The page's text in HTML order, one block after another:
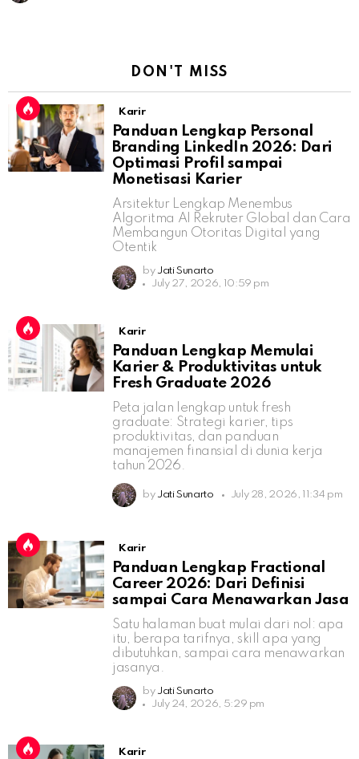
DON'T MISS
Karir
Panduan Lengkap Personal
Branding LinkedIn 2026: Dari
Optimasi Profil sampai
Monetisasi Karier
Arsitektur Lengkap Menembus
Algoritma AI Rekruter Global dan Cara
Membangun Otoritas Digital yang
Otentik
by Jati Sunarto
July 27, 2026, 10:59 pm
Karir
Panduan Lengkap Memulai
Karier & Produktivitas untuk
Fresh Graduate 2026
Peta jalan lengkap untuk fresh
graduate: Strategi karier, tips
produktivitas, dan panduan
manajemen finansial di dunia kerja
tahun 2026.
by Jati Sunarto July 28, 2026, 11:34 pm
Karir
Panduan Lengkap Fractional
Career 2026: Dari Definisi
sampai Cara Menawarkan Jasa
Satu halaman buat mulai dari nol: apa
itu, berapa tarifnya, skill apa yang
dibutuhkan, sampai cara menawarkan
jasanya.
by Jati Sunarto
July 24, 2026, 5:29 pm
Karir